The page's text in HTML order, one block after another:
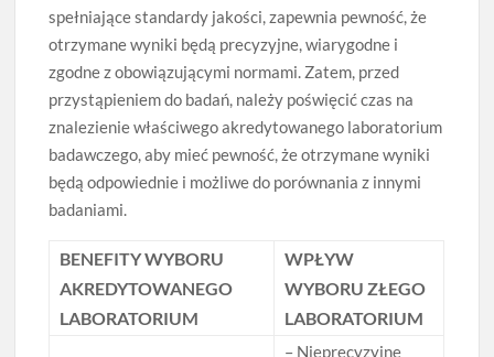
spełniające standardy jakości, zapewnia pewność, że
otrzymane wyniki będą precyzyjne, wiarygodne i
zgodne z obowiązującymi normami. Zatem, przed
przystąpieniem do badań, należy poświęcić czas na
znalezienie właściwego akredytowanego laboratorium
badawczego, aby mieć pewność, że otrzymane wyniki
będą odpowiednie i możliwe do porównania z innymi
badaniami.
BENEFITY WYBORU
AKREDYTOWANEGO
LABORATORIUM
WPŁYW
WYBORU ZŁEGO
LABORATORIUM
– Nieprecyzyjne